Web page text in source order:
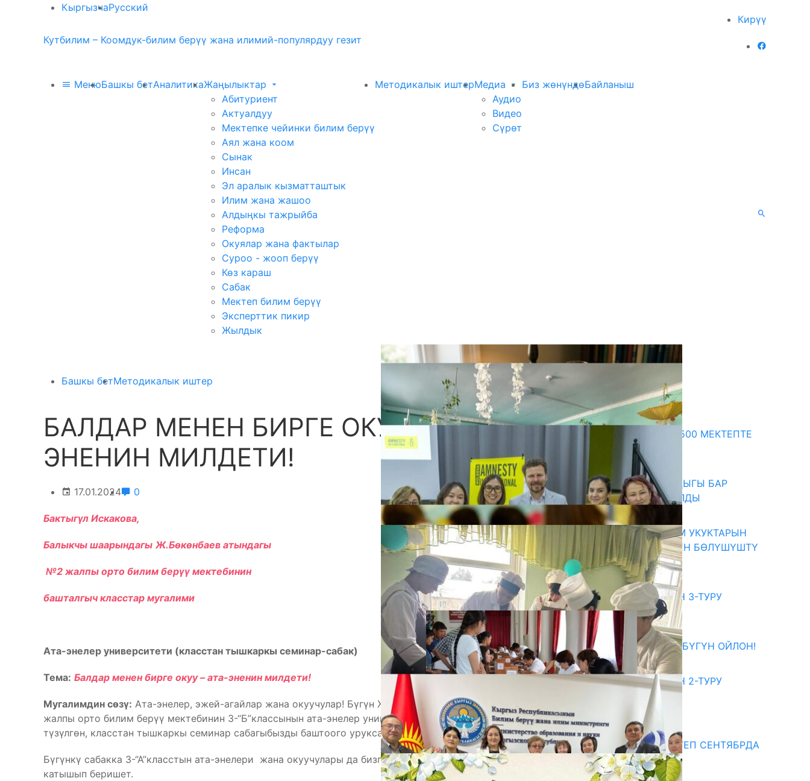
КыргызчаРусский
Кирүү
Кутбилим – Коомдук-билим берүү жана илимий-популярдуу гезит
МенюБашкы бетАналитикаЖаңылыктар
Абитуриент
Актуалдуу
Мектепке чейинки билим берүү
Аял жана коом
Сынак
Инсан
Эл аралык кызматташтык
Илим жана жашоо
Алдыңкы тажрыйба
Реформа
Окуялар жана фактылар
Суроо - жооп берүү
Көз караш
Сабак
Мектеп билим берүү
Эксперттик пикир
Жылдык
Методикалык иштерМедиа
Аудио
Видео
Сүрөт
Биз жөнүндөБайланыш
Башкы бетМетодикалык иштер
БАЛДАР МЕНЕН БИРГЕ ОКУУ — АТА-
ЭНЕНИН МИЛДЕТИ!
17.01.2024 0
Бактыгүл Искакова,
Балыкчы шаарындагы Ж.Бөкөнбаев атындагы
№2 жалпы орто билим берүү мектебинин
башталгыч класстар мугалими
Ата-энелер университети (класстан тышкаркы семинар-сабак)
Тема: Балдар менен бирге окуу – ата-эненин милдети!
Мугалимдин сөзү: Ата-энелер, эжей-агайлар жана окуучулар! Бүгүн Ж.Бөкөнбаев атындагы №2
жалпы орто билим берүү мектебинин 3-“Б”классынын ата-энелер университетинин негизинде
түзүлгөн, класстан тышкаркы семинар сабагыбызды баштоого уруксаат этиңиздер!
Бүгүнкү сабакка 3-“А”класстын ата-энелери жана окуучулары да бизге мейманга келип, сабакка
катышып беришет.
Акыркы жаңылыктар
ПРЕЗИДЕНТТИН ЖАРЛЫГЫ: 500 МЕКТЕПТЕ
ШАХМАТ ИЙРИМИ АЧЫЛАТ
06.08.2026
СҮЛҮКТҮ: ӨЗГӨЧӨ МУКТАЖДЫГЫ БАР
БАЛДАР ҮЧҮН БОРБОР АЧЫЛДЫ
06.08.2026
КЫРГЫЗ ЭКСПЕРТТЕРИ АДАМ УКУКТАРЫН
ОКУТУУ ТАЖРЫЙБАСЫ МЕНЕН БӨЛҮШҮШТҮ
06.08.2026
Абитуриент
ЖОЖДОРГО КАБЫЛ АЛУУНУН 3-ТУРУ
БАШТАЛДЫ
27.07.2026
ӨЗҮҢДҮН КЕЛЕЧЕГИҢ ҮЧҮН БҮГҮН ОЙЛОН!
20.07.2026
ЖОЖДОРГО КАБЫЛ АЛУУНУН 2-ТУРУ
20.07.2026
Медиа
СУЗАКТА 750 ОРУНДУУ МЕКТЕП СЕНТЯБРДА
ПАЙДАЛАНУУГА БЕРИЛЕТ
07.08.2025